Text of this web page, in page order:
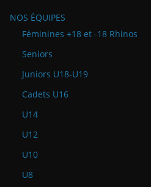
NOS ÉQUIPES
Féminines +18 et -18 Rhinos
Seniors
Juniors U18-U19
Cadets U16
U14
U12
U10
U8